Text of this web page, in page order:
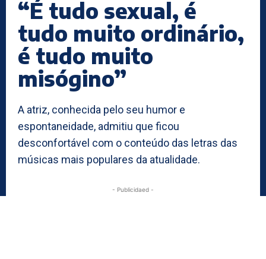
“É tudo sexual, é
tudo muito ordinário,
é tudo muito
misógino”
A atriz, conhecida pelo seu humor e
espontaneidade, admitiu que ficou
desconfortável com o conteúdo das letras das
músicas mais populares da atualidade.
- Publicidaed -